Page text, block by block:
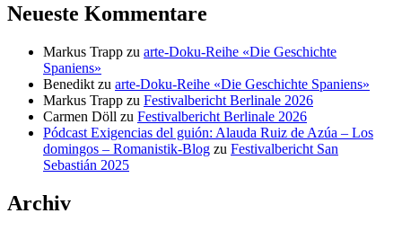
Neueste Kommentare
Markus Trapp zu arte-Doku-Reihe «Die Geschichte
Spaniens»
Benedikt zu arte-Doku-Reihe «Die Geschichte Spaniens»
Markus Trapp zu Festivalbericht Berlinale 2026
Carmen Döll zu Festivalbericht Berlinale 2026
Pódcast Exigencias del guión: Alauda Ruiz de Azúa – Los
domingos – Romanistik-Blog zu Festivalbericht San
Sebastián 2025
Archiv